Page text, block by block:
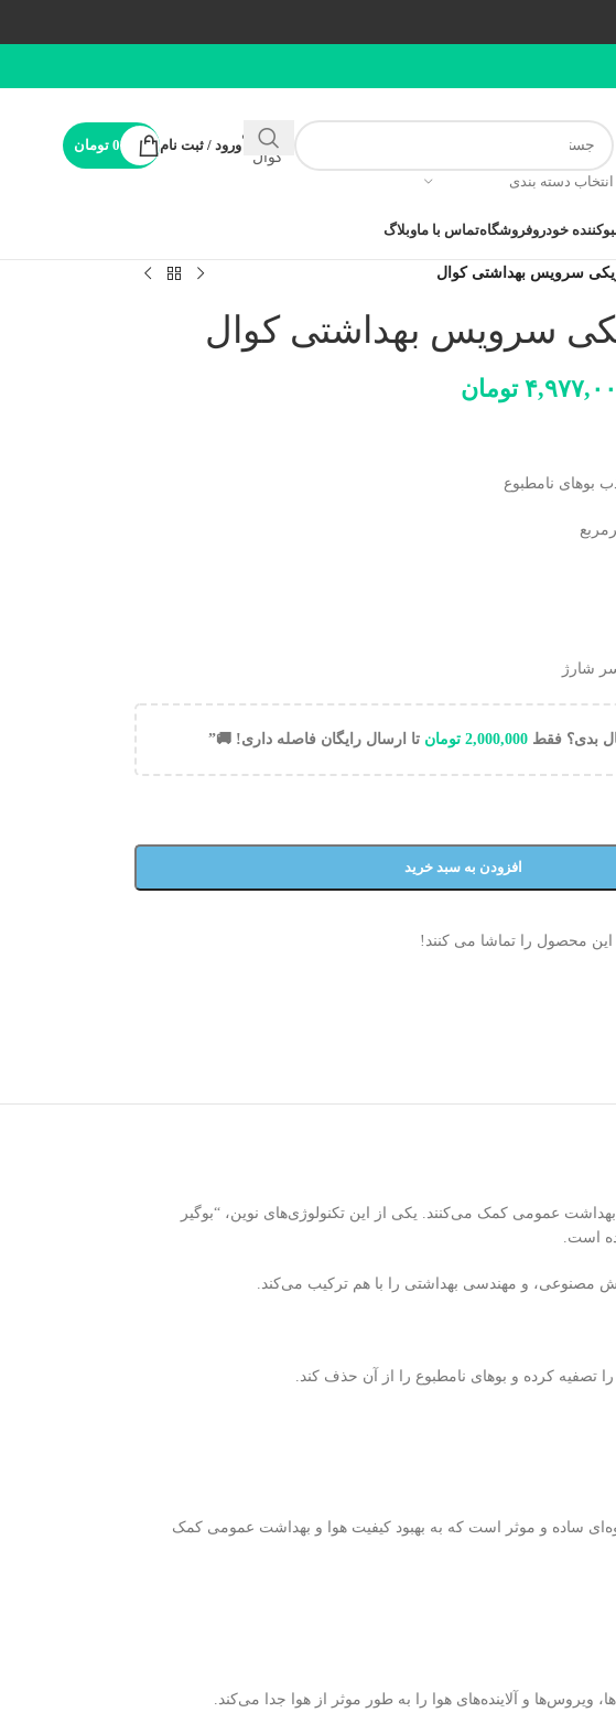
انتخاب دسته بندی
پشتیبانی
کوال
ورود / ثبت نام 0 تومان
خودروفروشگاهتماس با ماوبلاگ
سرویس بهداشتی کوال
سرویس بهداشتی کوال
تومان
بدی؟ فقط 2,000,000 تومان تا ارسال رایگان فاصله داری! 🚚”
افزودن به سبد خرید
این محصول را تماشا می کنند!
عمومی کمک می‌کنند. یکی از این تکنولوژی‌های نوین، “بوگیر
است.
مصنوعی، و مهندسی بهداشتی را با هم ترکیب می‌کند.
کرده و بوهای نامطبوع را از آن حذف کند.
ساده و موثر است که به بهبود کیفیت هوا و بهداشت عمومی کمک
و آلاینده‌های هوا را به طور موثر از هوا جدا می‌کند.